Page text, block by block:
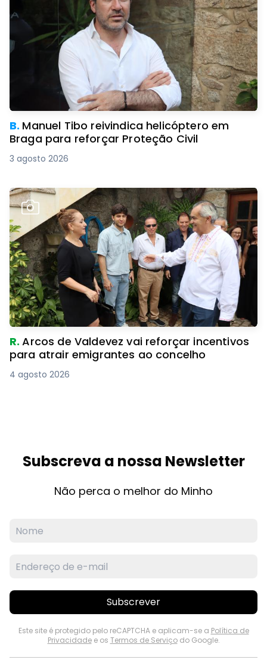
B. Manuel Tibo reivindica helicóptero em
Braga para reforçar Proteção Civil
3 agosto 2026
R.Arcos de Valdevez vai reforçar incentivos
para atrair emigrantes ao concelho
4 agosto 2026
Subscreva a nossa Newsletter
Não perca o melhor do Minho
Subscrever
Este site é protegido pelo reCAPTCHA e aplicam-se a Política de
Privacidadee os Termos de Serviçodo Google.